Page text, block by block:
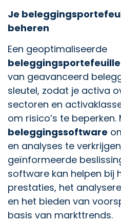
Je
beheren
Een geoptimaliseerde
beleggingsportefeuille
van geavanceerd
sleutel, zodat je activa
sectoren en
om risico’s te
beleggingssoftware
en analyses te
geïnformeerde
software kan helpen bij
prestaties, het
en het bieden van
basis van markttrends.